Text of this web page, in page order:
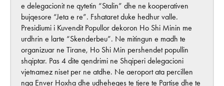
e delegacionit ne qytetin “Stalin” dhe ne kooperativen
bujqesore “Jeta e re”. Fshataret duke hedhur valle.
Presidiumi i Kuvendit Popullor dekoron Ho Shi Minin me
urdhrin e larte “Skenderbeu”. Ne mitingun e madh te
organizuar ne Tirane, Ho Shi Min pershendet popullin
shqiptar. Pas 4 dite qendrimi ne Shqiperi delegacioni
vjetnamez niset per ne atdhe. Ne aeroport ata percillen
nga Enver Hoxha dhe udheheqes te tjere te Partise dhe te